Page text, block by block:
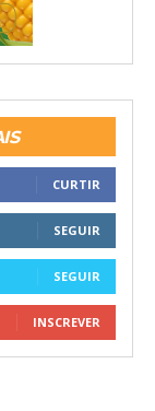
CURTIR
SEGUIR
SEGUIR
INSCREVER